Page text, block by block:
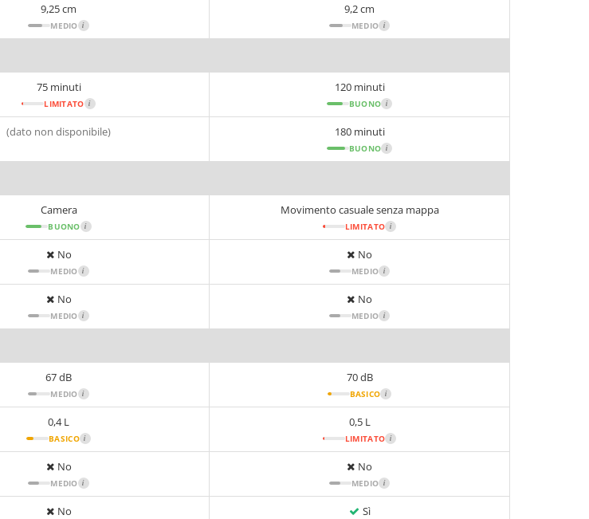
9,25 cm
MEDIO i
9,2 cm
MEDIO i
75 minuti
LIMITATO i
120 minuti
BUONO i
(dato non disponibile) 180 minuti
BUONO i
Camera
BUONO i
Movimento casuale senza mappa
LIMITATO i
No
MEDIO i
No
MEDIO i
No
MEDIO i
No
MEDIO i
67 dB
MEDIO i
70 dB
BASICO i
0,4 L
BASICO i
0,5 L
LIMITATO i
No
MEDIO i
No
MEDIO i
No Sì